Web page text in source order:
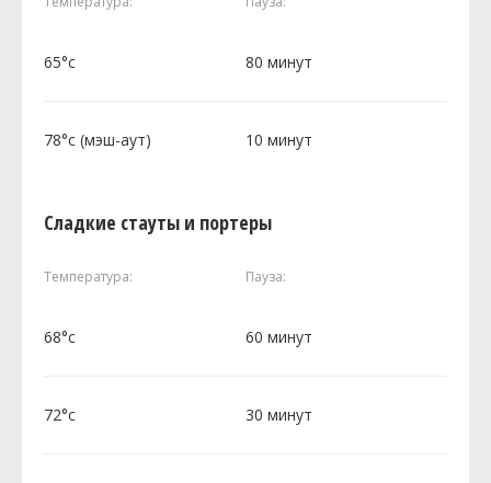
65°c 80 минут
78°c (мэш-аут) 10 минут
Сладкие стауты и портеры
Температура: Пауза:
68°c 60 минут
72°c 30 минут